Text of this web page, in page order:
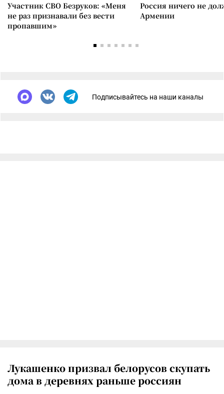
Участник СВО Безруков: «Меня
не раз признавали без вести
пропавшим»
Россия ничего не
Армении
Подписывайтесь на наши каналы
Лукашенко призвал белорусов скупать
дома в деревнях раньше россиян